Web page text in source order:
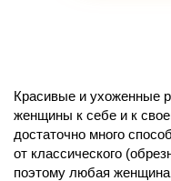
Красивые и ухоженные
женщины к себе и к
достаточно много
от классического
поэтому любая